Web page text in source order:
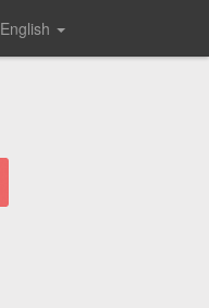
English